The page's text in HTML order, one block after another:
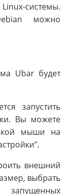
системы.
можно
Ubar будет
запустить
Вы можете
мыши на
внешний
выбрать